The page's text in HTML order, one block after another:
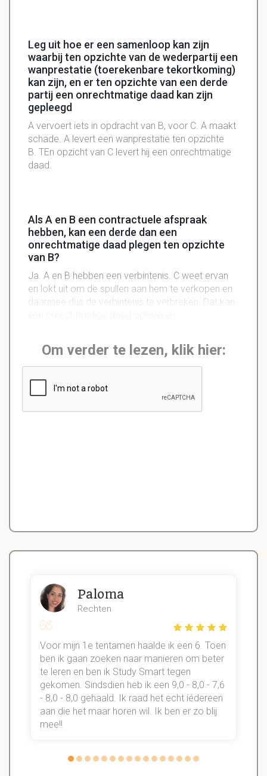
Leg uit hoe er een samenloop kan zijn
waarbij ten opzichte van de wederpartij een
wanprestatie (toerekenbare tekortkoming)
kan zijn, en er ten opzichte van een derde
partij een onrechtmatige daad kan zijn
gepleegd
A vervoert iets in opdracht van B, voor C. A maakt
schade. A levert een wanprestatie ten opzichte
B. TEn opzicht van C levert hij een onrechtmatige
daad.
Als A en B een contractuele afspraak
hebben, kan een derde dan een
onrechtmatige daad plegen ten opzichte
van B?
Ja. A en B hebben een verbintenis. C weet ervan
en lokt uit om de spullen aan hem te verkopen en
daarmee dus de verbintenis te verbreken. Dat kan
Om verder te lezen, klik hier:
Paloma
Rechten
Voor mijn 1e tentamen haalde ik een 6. Toen
ben ik gaan zoeken naar manieren om beter
te leren en ben ik Study Smart tegen
gekomen. Sindsdien heb ik een 9,0 - 8,0 - 7,6
- 8,0 - 8,0 gehaald. Ik raad het echt íédereen
aan die het maar horen wil. Ik ben er zo blij
mee!!